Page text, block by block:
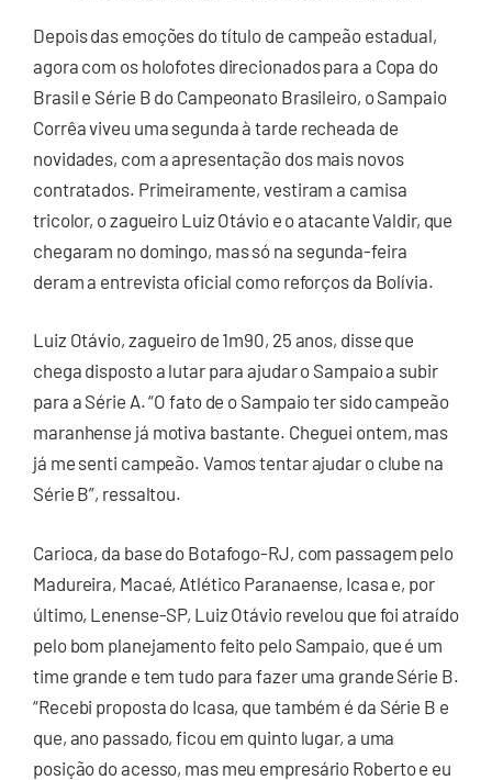
Depois das emoções do título de campeão estadual,
agora com os holofotes direcionados para a Copa do
Brasil e Série B do Campeonato Brasileiro, o Sampaio
Corrêa viveu uma segunda à tarde recheada de
novidades, com a apresentação dos mais novos
contratados. Primeiramente, vestiram a camisa
tricolor, o zagueiro Luiz Otávio e o atacante Valdir, que
chegaram no domingo, mas só na segunda-feira
deram a entrevista oficial como reforços da Bolívia.
Luiz Otávio, zagueiro de 1m90, 25 anos, disse que
chega disposto a lutar para ajudar o Sampaio a subir
para a Série A. “O fato de o Sampaio ter sido campeão
maranhense já motiva bastante. Cheguei ontem, mas
já me senti campeão. Vamos tentar ajudar o clube na
Série B”, ressaltou.
Carioca, da base do Botafogo-RJ, com passagem pelo
Madureira, Macaé, Atlético Paranaense, Icasa e, por
último, Lenense-SP, Luiz Otávio revelou que foi atraído
pelo bom planejamento feito pelo Sampaio, que é um
time grande e tem tudo para fazer uma grande Série B.
“Recebi proposta do Icasa, que também é da Série B e
que, ano passado, ficou em quinto lugar, a uma
posição do acesso, mas meu empresário Roberto e eu